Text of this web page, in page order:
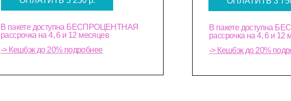
В пакете доступна
рассрочка на 4, 6 и 12
В пакете доступна БЕСПРОЦЕНТНАЯ
рассрочка на 4, 6 и 12 месяцев
-> Кешбэк до 20% подробнее
-> Кешбэк до 20%